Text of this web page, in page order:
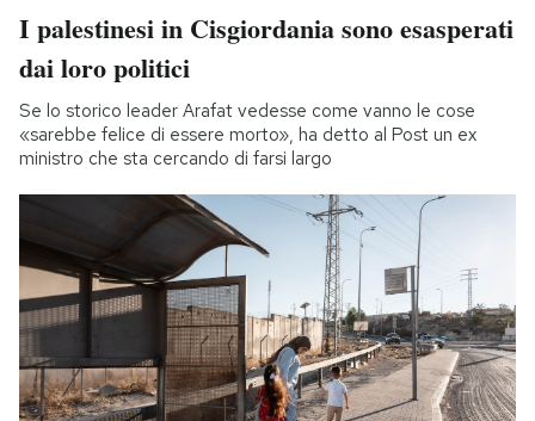
I palestinesi in Cisgiordania sono esasperati
dai loro politici
Se lo storico leader Arafat vedesse come vanno le cose
«sarebbe felice di essere morto», ha detto al Post un ex
ministro che sta cercando di farsi largo